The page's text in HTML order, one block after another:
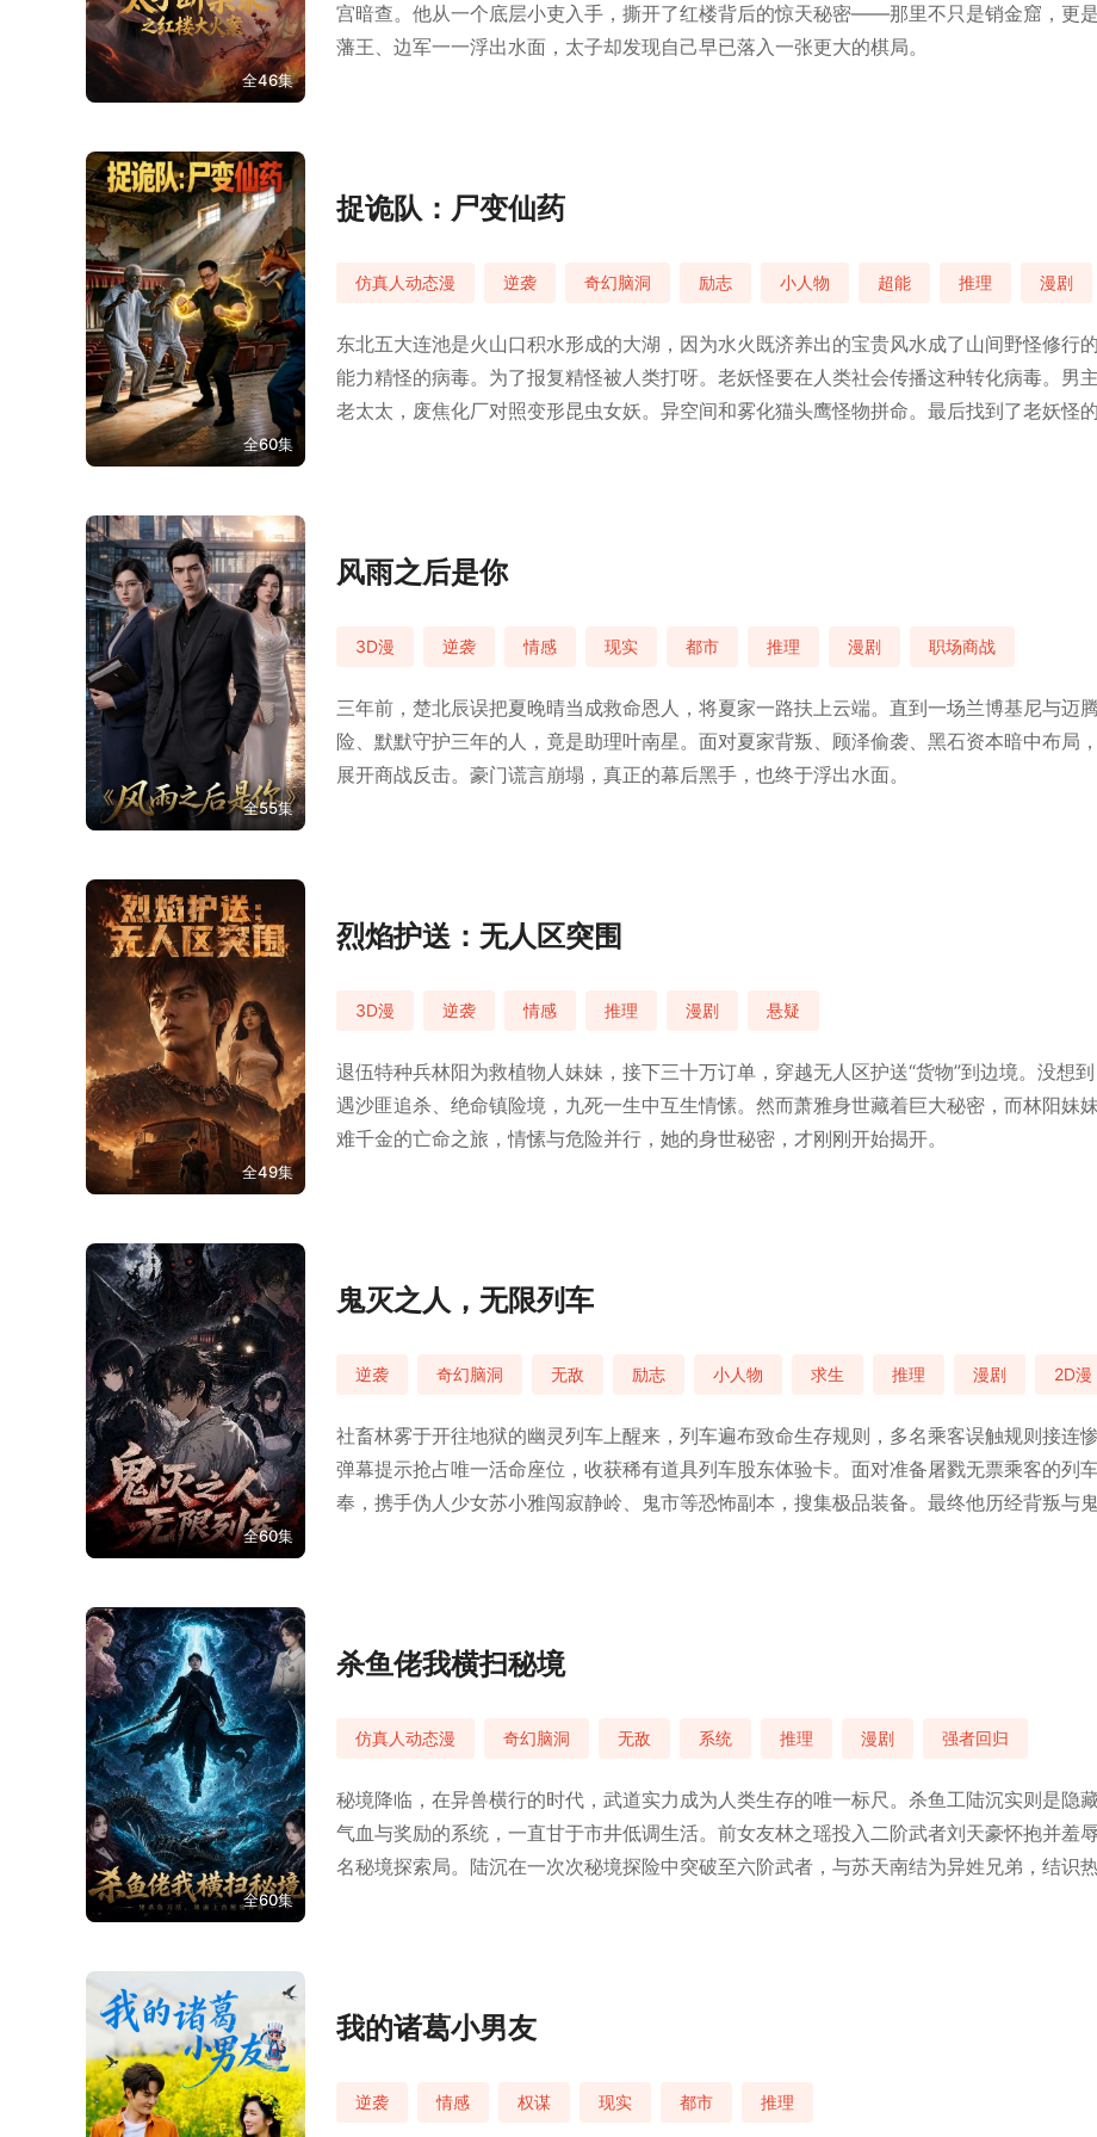
全46集
宫暗查。他从一个底层小吏入手，撕开了红楼背后的惊天秘密——那里不只是销金窟，更
藩王、边军一一浮出水面，太子却发现自己早已落入一张更大的棋局。
全60集
捉诡队：尸变仙药
仿真人动态漫 逆袭 奇幻脑洞 励志 小人物 超能 推理 漫剧
东北五大连池是火山口积水形成的大湖，因为水火既济养出的宝贵风水成了山间野怪修行
能力精怪的病毒。为了报复精怪被人类打呀。老妖怪要在人类社会传播这种转化病毒。男
老太太，废焦化厂对照变形昆虫女妖。异空间和雾化猫头鹰怪物拼命。最后找到了老妖怪
全55集
风雨之后是你
3D漫 逆袭 情感 现实 都市 推理 漫剧 职场商战
三年前，楚北辰误把夏晚晴当成救命恩人，将夏家一路扶上云端。直到一场兰博基尼与迈
险、默默守护三年的人，竟是助理叶南星。面对夏家背叛、顾泽偷袭、黑石资本暗中布局
展开商战反击。豪门谎言崩塌，真正的幕后黑手，也终于浮出水面。
全49集
烈焰护送：无人区突围
3D漫 逆袭 情感 推理 漫剧 悬疑
退伍特种兵林阳为救植物人妹妹，接下三十万订单，穿越无人区护送“货物”到边境。没想
遇沙匪追杀、绝命镇险境，九死一生中互生情愫。然而萧雅身世藏着巨大秘密，而林阳
难千金的亡命之旅，情愫与危险并行，她的身世秘密，才刚刚开始揭开。
全60集
鬼灭之人，无限列车
逆袭 奇幻脑洞 无敌 励志 小人物 求生 推理 漫剧 2D漫
社畜林雾于开往地狱的幽灵列车上醒来，列车遍布致命生存规则，多名乘客误触规则接连
弹幕提示抢占唯一活命座位，收获稀有道具列车股东体验卡。面对准备屠戮无票乘客的列
奉，携手伪人少女苏小雅闯寂静岭、鬼市等恐怖副本，搜集极品装备。最终他历经背叛与
全60集
杀鱼佬我横扫秘境
仿真人动态漫 奇幻脑洞 无敌 系统 推理 漫剧 强者回归
秘境降临，在异兽横行的时代，武道实力成为人类生存的唯一标尺。杀鱼工陆沉实则是隐
气血与奖励的系统，一直甘于市井低调生活。前女友林之瑶投入二阶武者刘天豪怀抱并羞
名秘境探索局。陆沉在一次次秘境探险中突破至六阶武者，与苏天南结为异姓兄弟，结识
我的诸葛小男友
逆袭 情感 权谋 现实 都市 推理